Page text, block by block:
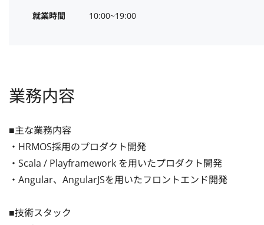
就業時間
10:00~19:00
業務内容
■主な業務内容
・HRMOS採用のプロダクト開発
・Scala / Playframework を用いたプロダクト開発
・Angular、AngularJSを用いたフロントエンド開発
■技術スタック